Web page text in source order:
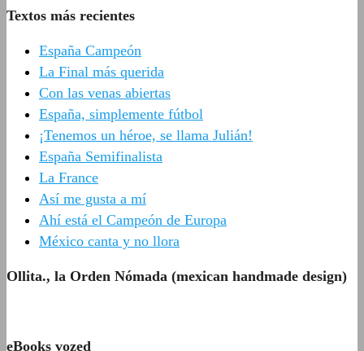
Textos más recientes
España Campeón
La Final más querida
Con las venas abiertas
España, simplemente fútbol
¡Tenemos un héroe, se llama Julián!
España Semifinalista
La France
Así me gusta a mí
Ahí está el Campeón de Europa
México canta y no llora
Ollita., la Orden Nómada (mexican handmade design)
eBooks vozed